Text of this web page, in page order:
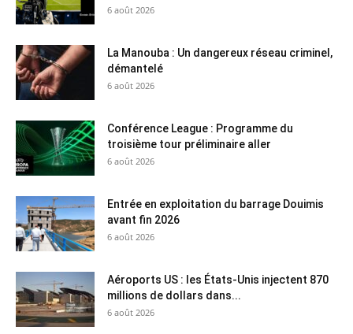
6 août 2026
La Manouba : Un dangereux réseau criminel,
démantelé
6 août 2026
Conférence League : Programme du
troisième tour préliminaire aller
6 août 2026
Entrée en exploitation du barrage Douimis
avant fin 2026
6 août 2026
Aéroports US : les États-Unis injectent 870
millions de dollars dans...
6 août 2026